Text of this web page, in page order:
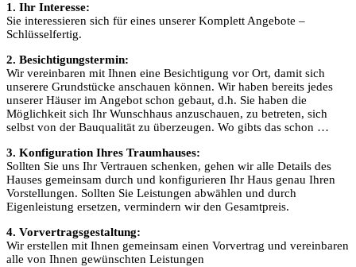
1. Ihr Interesse:
Sie interessieren sich für eines unserer Komplett Angebote –
Schlüsselfertig.
2. Besichtigungstermin:
Wir vereinbaren mit Ihnen eine Besichtigung vor Ort, damit sich
unserere Grundstücke anschauen können. Wir haben bereits jedes
unserer Häuser im Angebot schon gebaut, d.h. Sie haben die
Möglichkeit sich Ihr Wunschhaus anzuschauen, zu betreten, sich
selbst von der Bauqualität zu überzeugen. Wo gibts das schon …
3. Konfiguration Ihres Traumhauses:
Sollten Sie uns Ihr Vertrauen schenken, gehen wir alle Details des
Hauses gemeinsam durch und konfigurieren Ihr Haus genau Ihren
Vorstellungen. Sollten Sie Leistungen abwählen und durch
Eigenleistung ersetzen, vermindern wir den Gesamtpreis.
4. Vorvertragsgestaltung:
Wir erstellen mit Ihnen gemeinsam einen Vorvertrag und vereinbaren
alle von Ihnen gewünschten Leistungen